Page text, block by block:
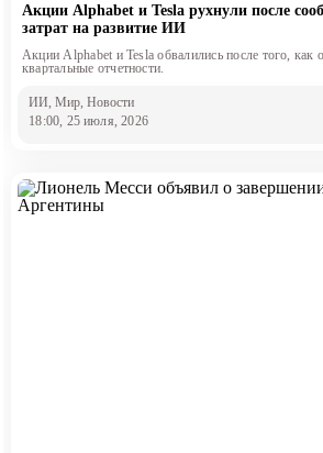
Акции Alphabet и Tesla рухнули после
затрат на развитие ИИ
Акции Alphabet и Tesla обвалились после того, как
квартальные отчетности.
ИИ, Мир, Новости
18:00, 25 июля, 2026